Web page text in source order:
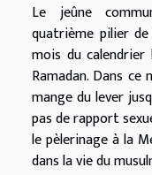
Le jeûne
quatrième pilier
mois du
Ramadan. Dans
mange du lever
pas de rapport
le pèlerinage à la
dans la vie du